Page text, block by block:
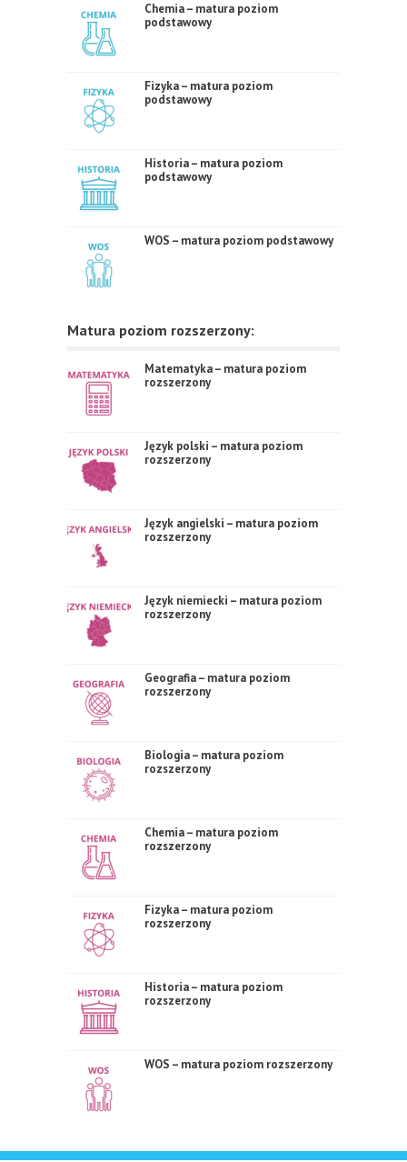
Chemia – matura poziom
podstawowy
Fizyka – matura poziom
podstawowy
Historia – matura poziom
podstawowy
WOS – matura poziom podstawowy
Matura poziom rozszerzony:
Matematyka – matura poziom
rozszerzony
Język polski – matura poziom
rozszerzony
Język angielski – matura poziom
rozszerzony
Język niemiecki – matura poziom
rozszerzony
Geografia – matura poziom
rozszerzony
Biologia – matura poziom
rozszerzony
Chemia – matura poziom
rozszerzony
Fizyka – matura poziom
rozszerzony
Historia – matura poziom
rozszerzony
WOS – matura poziom rozszerzony